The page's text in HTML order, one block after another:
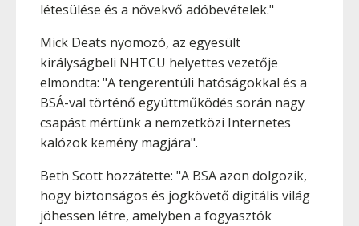
létesülése és a növekvő adóbevételek."
Mick Deats nyomozó, az egyesült
királyságbeli NHTCU helyettes vezetője
elmondta: "A tengerentúli hatóságokkal és a
BSÁ-val történő együttműködés során nagy
csapást mértünk a nemzetközi Internetes
kalózok kemény magjára".
Beth Scott hozzátette: "A BSA azon dolgozik,
hogy biztonságos és jogkövető digitális világ
jöhessen létre, amelyben a fogyasztók